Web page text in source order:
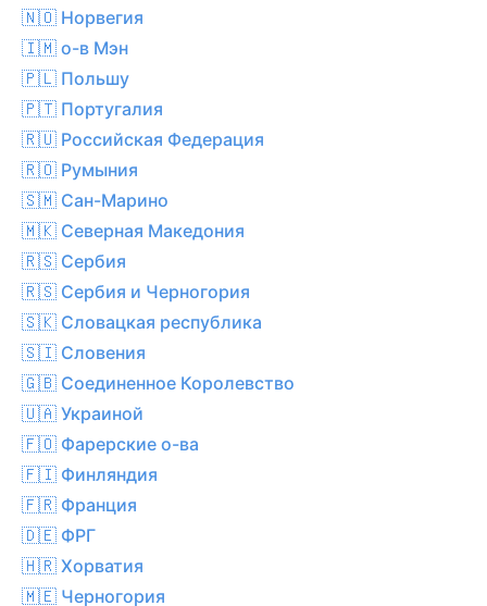
🇳🇴 Норвегия
🇮🇲 о-в Мэн
🇵🇱 Польшу
🇵🇹 Португалия
🇷🇺 Российская Федерация
🇷🇴 Румыния
🇸🇲 Сан-Марино
🇲🇰 Северная Македония
🇷🇸 Сербия
🇷🇸 Сербия и Черногория
🇸🇰 Словацкая республика
🇸🇮 Словения
🇬🇧 Соединенное Королевство
🇺🇦 Украиной
🇫🇴 Фарерские о-ва
🇫🇮 Финляндия
🇫🇷 Франция
🇩🇪 ФРГ
🇭🇷 Хорватия
🇲🇪 Черногория